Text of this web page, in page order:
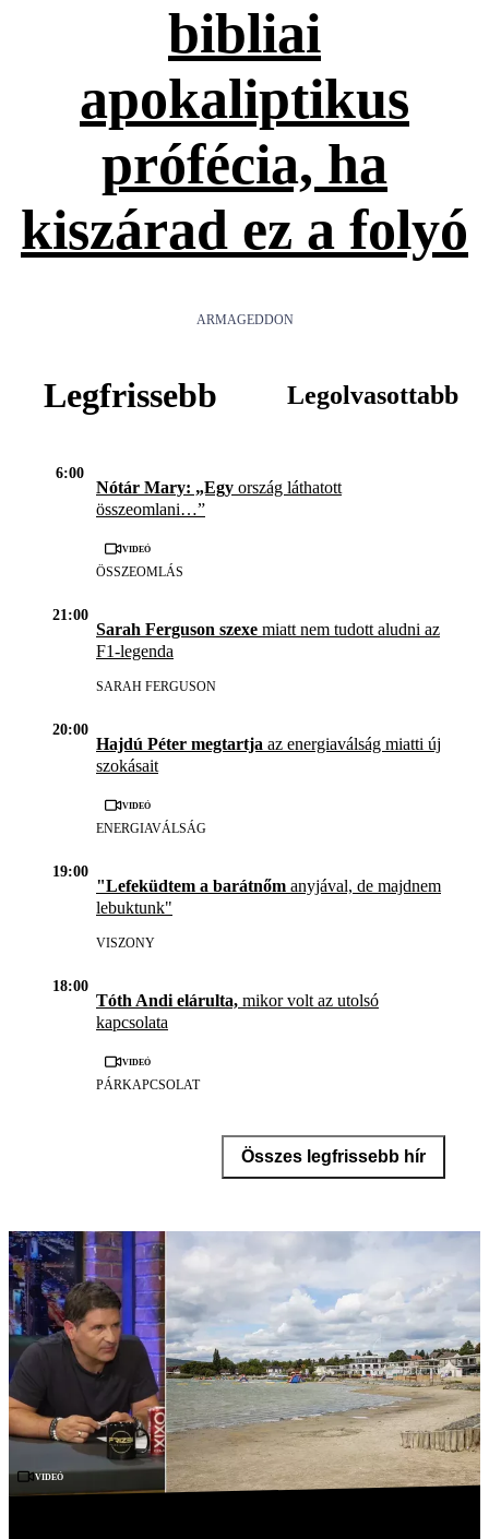
bibliai
apokaliptikus
prófécia, ha
kiszárad ez a folyó
ARMAGEDDON
Legfrissebb Legolvasottabb
6:00
Nótár Mary: „Egy ország láthatott
összeomlani…”
Videó
ÖSSZEOMLÁS
21:00
Sarah Ferguson szexe miatt nem tudott aludni az
F1-legenda
SARAH FERGUSON
20:00
Hajdú Péter megtartja az energiaválság miatti új
szokásait
Videó
ENERGIAVÁLSÁG
19:00
"Lefeküdtem a barátnőm anyjával, de majdnem
lebuktunk"
VISZONY
18:00
Tóth Andi elárulta, mikor volt az utolsó
kapcsolata
Videó
PÁRKAPCSOLAT
Összes legfrissebb hír
Videó